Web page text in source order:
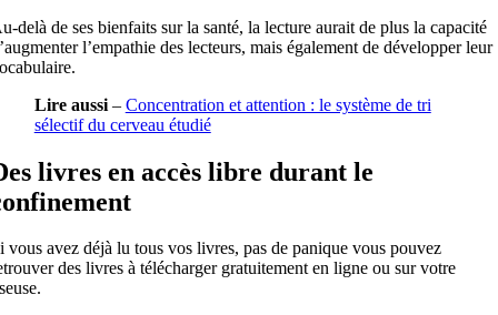
delà de ses bienfaits sur la santé, la lecture aurait de plus la capacité
l’empathie des lecteurs, mais également de développer leur
Lire aussi– Concentration et attention : le système de tri
sélectif du cerveau étudié
livres en accès libre durant le
vous avez déjà lu tous vos livres, pas de panique vous pouvez
des livres à télécharger gratuitement en ligne ou sur votre